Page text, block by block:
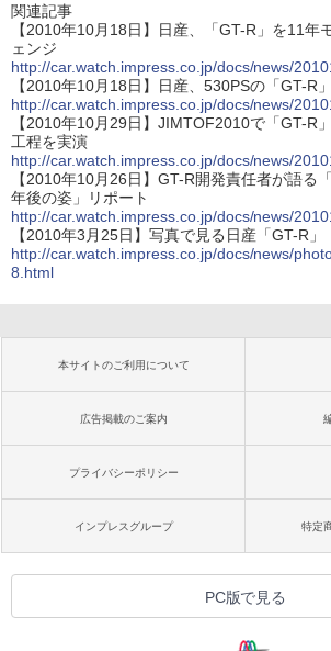
関連記事
【2010年10月18日】日産、「GT-R」を11年
ェンジ
http://car.watch.impress.co.jp/docs/news/
【2010年10月18日】日産、530PSの「GT-R
http://car.watch.impress.co.jp/docs/news/
【2010年10月29日】JIMTOF2010で「GT-R
工程を実演
http://car.watch.impress.co.jp/docs/news/
【2010年10月26日】GT-R開発責任者が語る
年後の姿」リポート
http://car.watch.impress.co.jp/docs/news/
【2010年3月25日】写真で見る日産「GT-R」
http://car.watch.impress.co.jp/docs/news/
8.html
本サイトのご利用について
広告掲載のご案内
プライバシーポリシー
インプレスグループ 特定
PC版で見る